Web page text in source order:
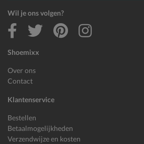
Shoemixx
Over ons
Contact
Klantenservice
Bestellen
Betaalmogelijkheden
Verzendwijze en kosten
Wil je ons volgen?